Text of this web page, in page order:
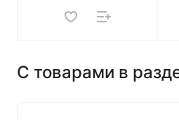
С товарами в